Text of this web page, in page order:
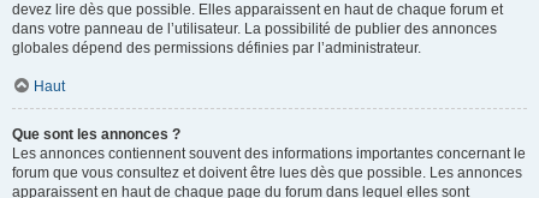
devez lire dès que possible. Elles apparaissent en haut de chaque forum et
dans votre panneau de l’utilisateur. La possibilité de publier des annonces
globales dépend des permissions définies par l’administrateur.
Haut
Que sont les annonces ?
Les annonces contiennent souvent des informations importantes concernant le
forum que vous consultez et doivent être lues dès que possible. Les annonces
apparaissent en haut de chaque page du forum dans lequel elles sont